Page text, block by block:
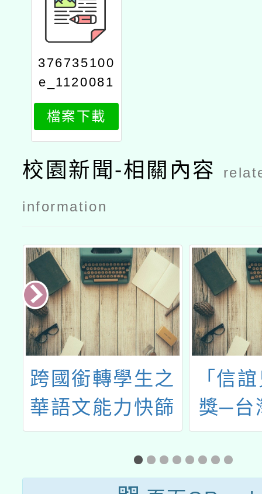
376735100
e_1120081
277_attach
1
檔案下載
校園新聞-相關內容
information
跨國銜轉學生之
華語文能力快篩
測驗申請
「信
獎─台